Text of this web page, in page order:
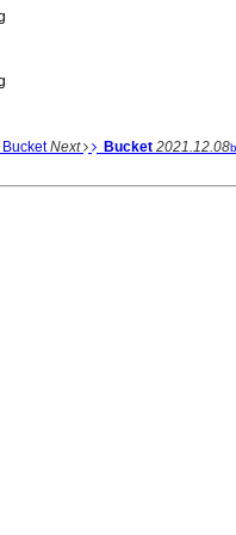
BucketNext Bucket 2021.12.08